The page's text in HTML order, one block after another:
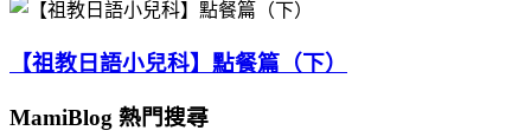
【祖教日語小兒科】點餐篇（下）
MamiBlog 熱門搜尋